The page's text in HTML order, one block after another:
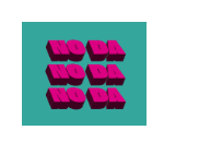
Nombre